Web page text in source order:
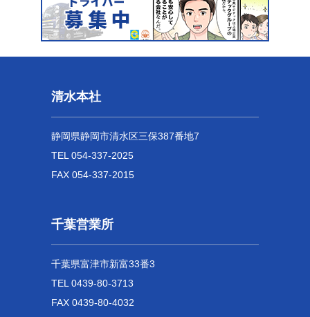
清水本社
静岡県静岡市清水区三保387番地7
TEL 054-337-2025
FAX 054-337-2015
千葉営業所
千葉県富津市新富33番3
TEL 0439-80-3713
FAX 0439-80-4032